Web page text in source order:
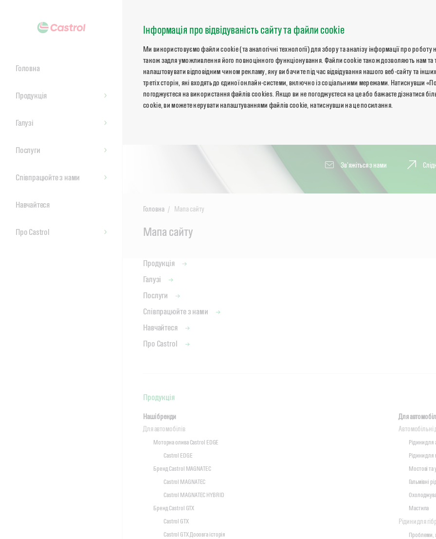
Інформація про відвідуваність сайту та файли cookie
Ми використовуємо файли cookie (та аналогічні технології) для збору та аналізу інформації про роботу
також задля уможливлення його повноцінного функціонування. Файли cookie також дозволяють нам та
налаштовувати відповідним чином рекламу, яку ви бачите під час відвідування нашого веб-сайту та
третіх сторін, які входять до єдиної онлайн-системи, включно із соціальними мережами. Натиснувши
погоджуєтеся на використання файлів cookies. Якщо ви не погоджуєтеся на це або бажаєте дізнатися
cookie, ви можете керувати налаштуваннями файлів cookie, натиснувши на це посилання.
Зв'яжіться з нами
Головна
Продукція
Галузі
Послуги
Співпрацюйте з нами
Навчайтеся
Про Castrol
Головна Мапа сайту
Мапа сайту
Продукція
Галузі
Послуги
Співпрацюйте з нами
Навчайтеся
Про Castrol
Продукція
Наші бренди
Для автомобілів
Моторна олива Castrol EDGE
Castrol EDGE
Бренд Castrol MAGNATEC
Castrol MAGNATEC
Castrol MAGNATEC HYBRID
Бренд Castrol GTX
Castrol GTX
Castrol GTX Дооовга історія
Для
Автомобільні
Рідини для
Рідини для
Мостові та
Гальмівні
Мастила
Рідини для
Проблеми,